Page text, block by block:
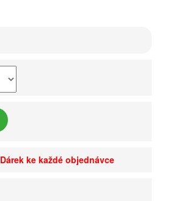
Dárek ke každé objednávce